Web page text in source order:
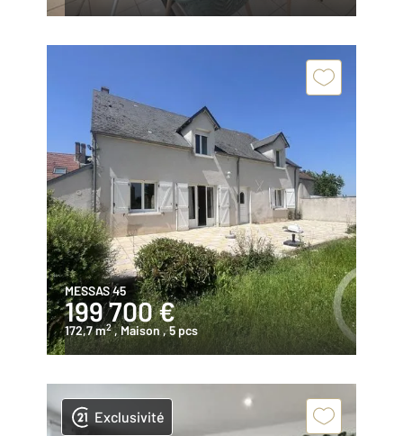
MESSAS 45
199 700 €
172,7 m2 , Maison, 5 pcs
Exclusivité